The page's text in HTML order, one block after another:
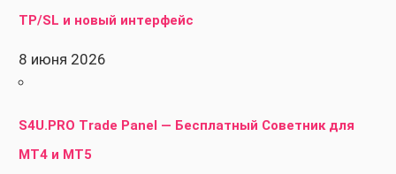
TP/SL и новый интерфейс
8 июня 2026
S4U.PRO Trade Panel — Бесплатный Советник для
MT4 и MT5